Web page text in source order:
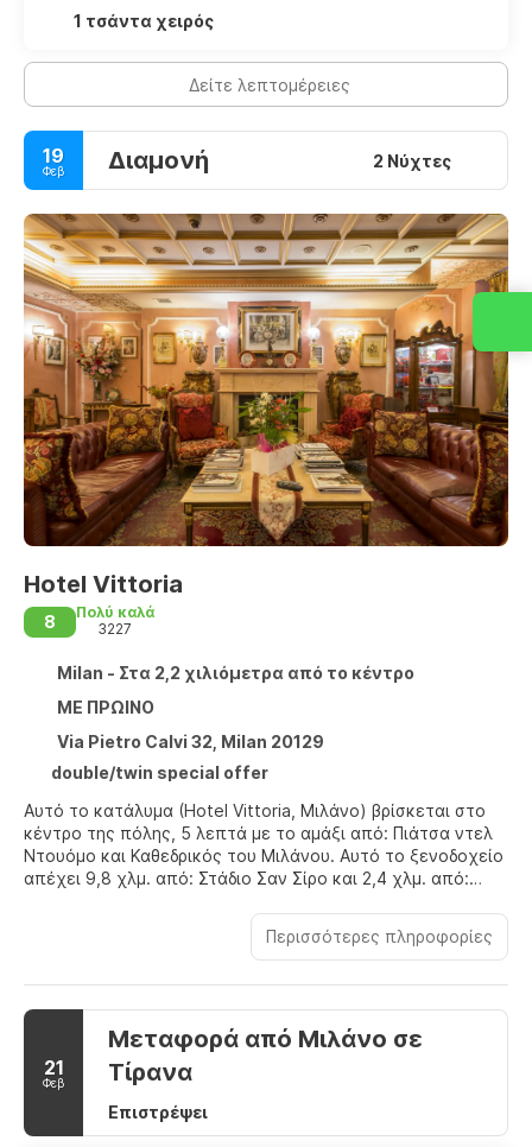
1 τσάντα χειρός
Δείτε λεπτομέρειες
19
Φεβ Διαμονή 2 Νύχτες
Hotel Vittoria
8
Πολύ καλά
3227
Milan - Στα 2,2 χιλιόμετρα από το κέντρο
ΜΕ ΠΡΩΙΝΟ
Via Pietro Calvi 32, Milan 20129
double/twin special offer
Αυτό το κατάλυμα (Hotel Vittoria, Μιλάνο) βρίσκεται στο
κέντρο της πόλης, 5 λεπτά με το αμάξι από: Πιάτσα ντελ
Ντουόμο και Καθεδρικός του Μιλάνου. Αυτό το ξενοδοχείο
απέχει 9,8 χλμ. από: Στάδιο Σαν Σίρο και 2,4 χλμ. από:
Χαρείτε τη θέα από το αίθριο και τον κήπο και κάντε
επιπλέον παροχές σε αυτό το ξενοδοχείο περιλαμβάνουν
υπηρεσίες concierge και τζάκι στο λόμπι.
Νιώστε σαν στο σπίτι σας σε ένα από τα 40 κλιματιζόμενα
δωμάτια, όπου θα βρείτε την εξής παροχή: μίνι μπαρ. Με
τη δωρεάν ενσύρματη κι ασύρματη πρόσβαση στο ίντερνετ
θα είστε πάντα online και για τη διασκέδασή σας
Περισσότερες πληροφορίες
21
Φεβ
Μεταφορά από Μιλάνο σε
Τίρανα
Επιστρέψει